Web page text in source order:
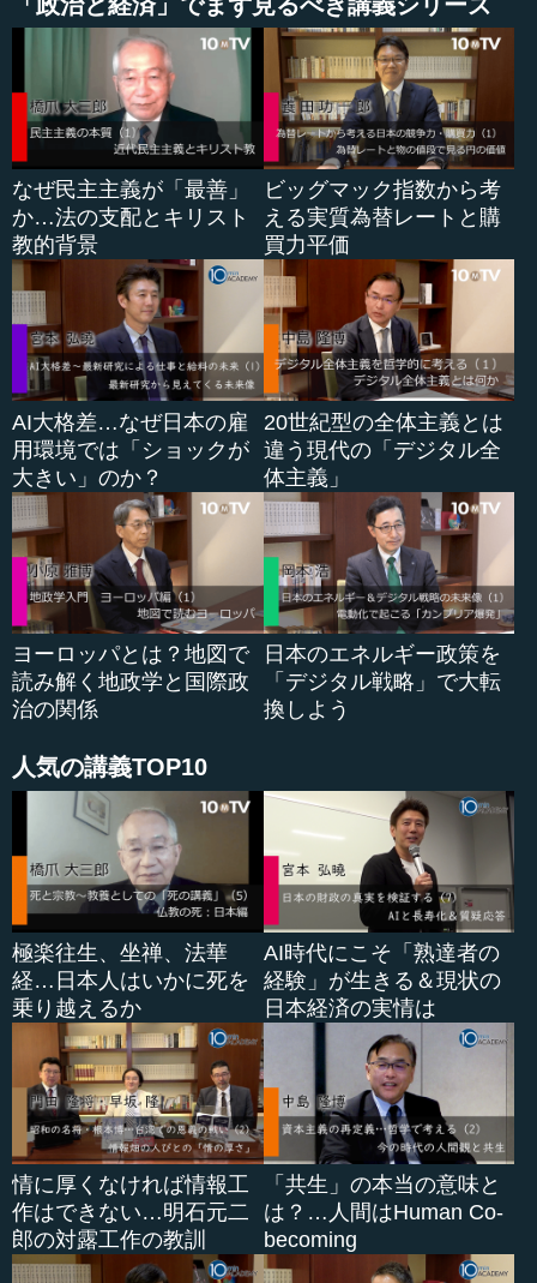
は...
なぜ民主主義が「最善」
か…法の支配とキリスト
教的背景
ビッグマック指数から考
える実質為替レートと購
買力平価
AI大格差…なぜ日本の雇
用環境では「ショックが
大きい」のか？
20世紀型の全体主義とは
違う現代の「デジタル全
体主義」
ヨーロッパとは？地図で
読み解く地政学と国際政
治の関係
日本のエネルギー政策を
「デジタル戦略」で大転
換しよう
人気の講義TOP10
極楽往生、坐禅、法華
経…日本人はいかに死を
乗り越えるか
AI時代にこそ「熟達者の
経験」が生きる＆現状の
日本経済の実情は
情に厚くなければ情報工
作はできない…明石元二
郎の対露工作の教訓
「共生」の本当の意味と
は？…人間はHuman Co-
becoming